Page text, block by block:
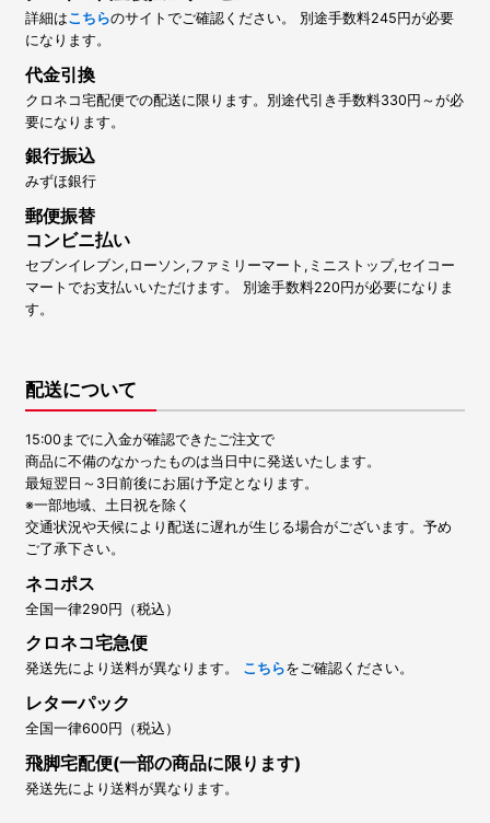
詳細はこちらのサイトでご確認ください。 別途手数料245円が必要
になります。
代金引換
クロネコ宅配便での配送に限ります。別途代引き手数料330円～が必
要になります。
銀行振込
みずほ銀行
郵便振替
コンビニ払い
セブンイレブン,ローソン,ファミリーマート,ミニストップ,セイコー
マートでお支払いいただけます。 別途手数料220円が必要になりま
す。
配送について
15:00までに入金が確認できたご注文で
商品に不備のなかったものは当日中に発送いたします。
最短翌日～3日前後にお届け予定となります。
※一部地域、土日祝を除く
交通状況や天候により配送に遅れが生じる場合がございます。予め
ご了承下さい。
ネコポス
全国一律290円（税込）
クロネコ宅急便
発送先により送料が異なります。 こちらをご確認ください。
レターパック
全国一律600円（税込）
飛脚宅配便(一部の商品に限ります)
発送先により送料が異なります。